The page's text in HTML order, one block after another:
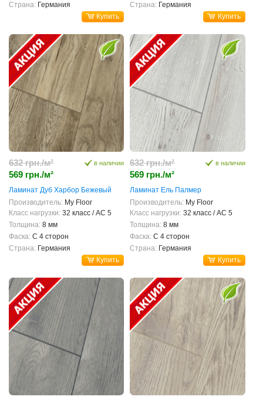
Страна: Германия
Купить
Страна: Германия
Купить
632 грн./м²
569 грн./м²
в наличии
Ламинат Дуб Харбор Бежевый
Производитель: My Floor
Класс нагрузки: 32 класс / AC 5
Толщина: 8 мм
Фаска: С 4 сторон
Страна: Германия
Купить
632 грн./м²
569 грн./м²
в наличии
Ламинат Ель Палмер
Производитель: My Floor
Класс нагрузки: 32 класс / AC 5
Толщина: 8 мм
Фаска: С 4 сторон
Страна: Германия
Купить